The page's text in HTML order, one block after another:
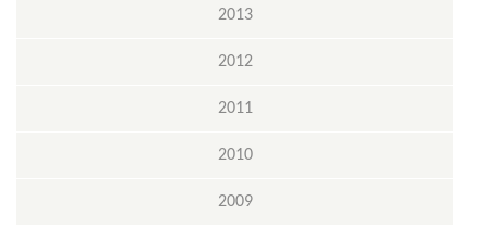
2013
2012
2011
2010
2009